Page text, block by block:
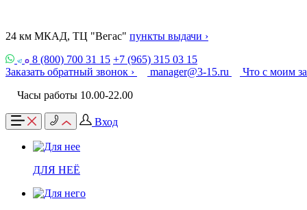
24 км МКАД, ТЦ "Вегас" пункты выдачи ›
8 (800) 700 31 15 +7 (965) 315 03 15
Заказать обратный звонок ›
manager@3-15.ru
Что с моим
Часы работы 10.00-22.00
Вход
ДЛЯ НЕЁ